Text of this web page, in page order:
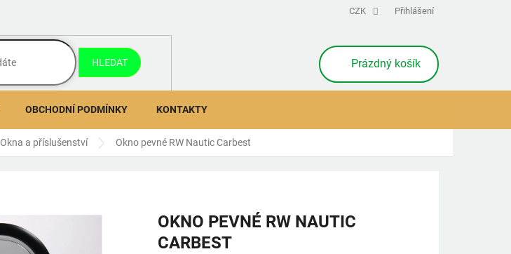
CZK Přihlášení
HLEDAT
NÁKUPNÍ
KOŠÍK
Prázdný košík
OBCHODNÍ PODMÍNKY KONTAKTY
Okna a příslušenství Okno pevné RW Nautic Carbest
OKNO PEVNÉ RW NAUTIC
CARBEST